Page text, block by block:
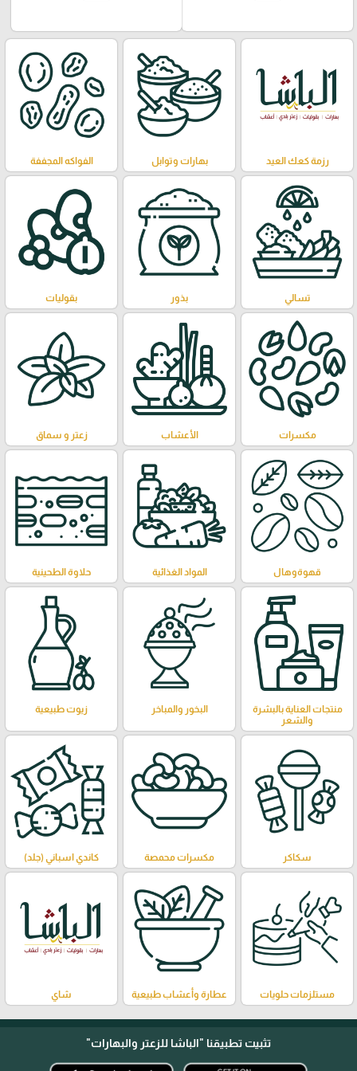
رزمة كعك العيد بهارات وتوابل الفواكه المجففة
تسالي بذور بقوليات
مكسرات الأعشاب زعتر و سماق
قهوةوهال المواد الغذائية حلاوة الطحينية
منتجات العناية بالبشرة
والشعر
البخور والمباخر زيوت طبيعية
سكاكر مكسرات محمصة كاندي اسباني (جلد)
مستلزمات حلويات عطارة وأعشاب طبيعية شاي
تثبيت تطبيقنا "الباشا للزعتر والبهارات"